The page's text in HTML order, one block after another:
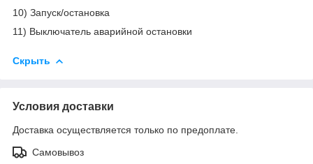
10) Запуск/остановка
11) Выключатель аварийной остановки
Скрыть
Условия доставки
Доставка осуществляется только по предоплате.
Самовывоз